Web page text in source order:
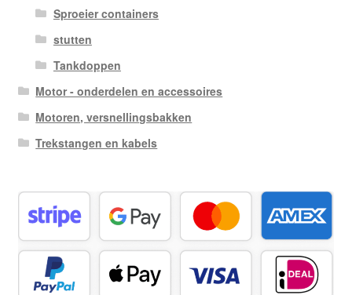
Sproeier containers
stutten
Tankdoppen
Motor - onderdelen en accessoires
Motoren, versnellingsbakken
Trekstangen en kabels